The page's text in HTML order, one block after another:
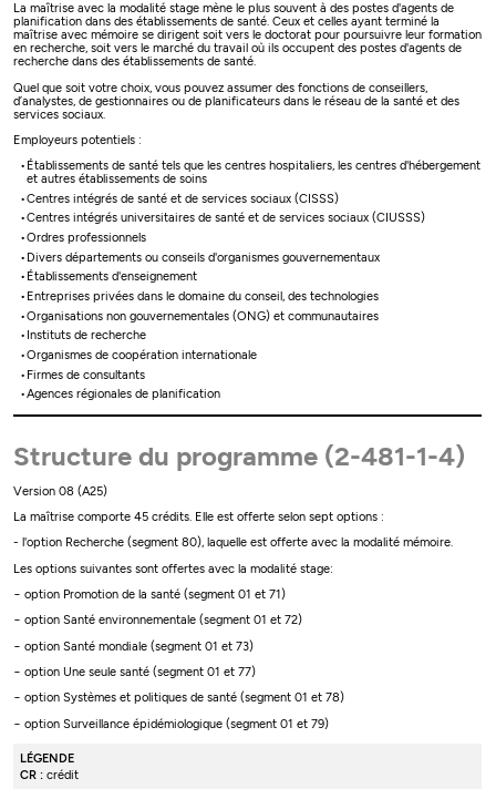
La maîtrise avec la modalité stage mène le plus souvent à des postes d'agents de
planification dans des établissements de santé. Ceux et celles ayant terminé la
maîtrise avec mémoire se dirigent soit vers le doctorat pour poursuivre leur formation
en recherche, soit vers le marché du travail où ils occupent des postes d'agents de
recherche dans des établissements de santé.
Quel que soit votre choix, vous pouvez assumer des fonctions de conseillers,
d’analystes, de gestionnaires ou de planificateurs dans le réseau de la santé et des
services sociaux.
Employeurs potentiels :
Établissements de santé tels que les centres hospitaliers, les centres d'hébergement
et autres établissements de soins
Centres intégrés de santé et de services sociaux (CISSS)
Centres intégrés universitaires de santé et de services sociaux (CIUSSS)
Ordres professionnels
Divers départements ou conseils d'organismes gouvernementaux
Établissements d'enseignement
Entreprises privées dans le domaine du conseil, des technologies
Organisations non gouvernementales (ONG) et communautaires
Instituts de recherche
Organismes de coopération internationale
Firmes de consultants
Agences régionales de planification
Structure du programme (2-481-1-4)
Version 08 (A25)
La maîtrise comporte 45 crédits. Elle est offerte selon sept options :
- l'option Recherche (segment 80), laquelle est offerte avec la modalité mémoire.
Les options suivantes sont offertes avec la modalité stage:
− option Promotion de la santé (segment 01 et 71)
− option Santé environnementale (segment 01 et 72)
− option Santé mondiale (segment 01 et 73)
− option Une seule santé (segment 01 et 77)
− option Systèmes et politiques de santé (segment 01 et 78)
− option Surveillance épidémiologique (segment 01 et 79)
LÉGENDE
CR : crédit